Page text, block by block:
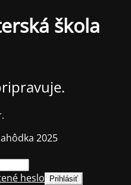
škola
2025
heslo